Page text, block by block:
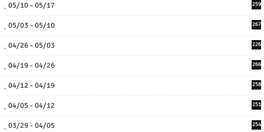
05/10 - 05/17 259
05/03 - 05/10 267
04/26 - 05/03 226
04/19 - 04/26 266
04/12 - 04/19 258
04/05 - 04/12 251
03/29 - 04/05 254